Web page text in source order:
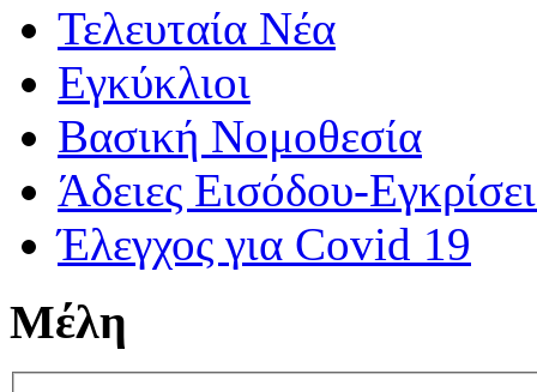
Τελευταία Νέα
Εγκύκλιοι
Βασική Νομοθεσία
Άδειες Εισόδου-
Έλεγχος για Covid 19
Μέλη